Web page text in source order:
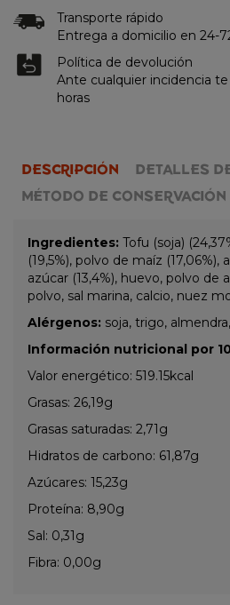
Transporte rápido
Entrega a domicilio en 24-
Política de devolución
Ante cualquier incidencia
horas
DESCRIPCIÓN
DETALLES
MÉTODO DE CONSERVACIÓN
Ingredientes: Tofu (soja)
(19,5%), polvo de maíz (17,06%),
azúcar (13,4%), huevo, polvo de
polvo, sal marina, calcio, nuez
Alérgenos: soja, trigo,
Información nutricional por
Valor energético: 519.15kcal
Grasas: 26,19g
Grasas saturadas: 2,71g
Hidratos de carbono: 61,87g
Azúcares: 15,23g
Proteína: 8,90g
Sal: 0,31g
Fibra: 0,00g